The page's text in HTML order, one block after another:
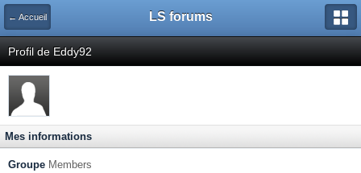
← Accueil LS forums
Profil de Eddy92
Mes informations
Groupe Members